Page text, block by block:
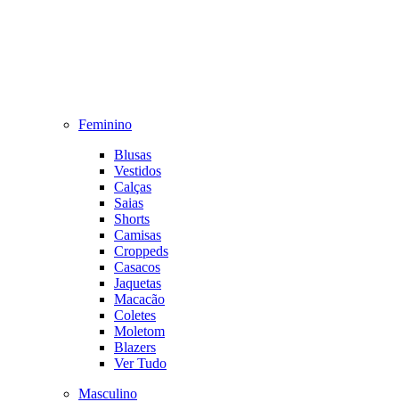
Feminino
Blusas
Vestidos
Calças
Saias
Shorts
Camisas
Croppeds
Casacos
Jaquetas
Macacão
Coletes
Moletom
Blazers
Ver Tudo
Masculino